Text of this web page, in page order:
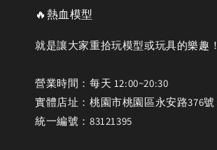
🔥熱血模型
就是讓大家重拾玩模型或玩具的樂趣！
營業時間：每天 12:00~20:30
實體店址：桃園市桃園區永安路376號
統一編號：83121395